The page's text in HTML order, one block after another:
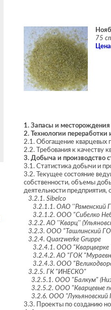
75
1. Запасы и
2. Технологии переработки
2.1. Обогащение кварцевых
2.2. Требования к качеству
3. Добыча и производство
3.1. Статистика добычи и
3.2. Текущее состояние
собственности, объемы
деятельности предприятия,
3.2.1. Sibelco
3.2.1.1. ОАО ''Раменский
3.2.1.2. ООО "Сибелко
3.2.2. АО ''Кварц''
3.2.3. ООО "Ташлинский
3.2.4. Quarzwerke Gruppe
3.2.4.1. ООО "Кварцверке
3.2.4.2. АО "ГОК
3.2.4.3. ООО
3.2.5. ГК "ИНЕСКО"
3.2.5.1. ООО "Балкум"
3.2.5.2. ООО "Кварцевые
3.2.6. ООО "Лукьяновский
3.3. Проекты по созданию